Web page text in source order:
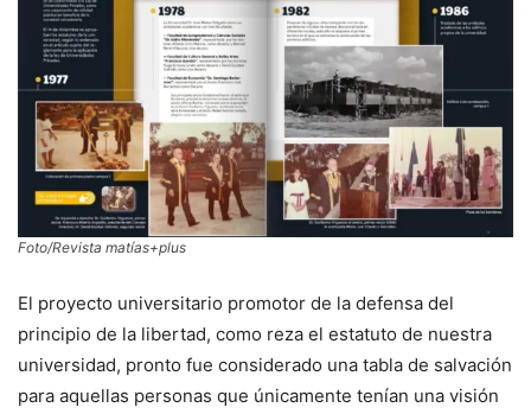
Foto/Revista matías+plus
El proyecto universitario promotor de la defensa del
principio de la libertad, como reza el estatuto de nuestra
universidad, pronto fue considerado una tabla de salvación
para aquellas personas que únicamente tenían una visión